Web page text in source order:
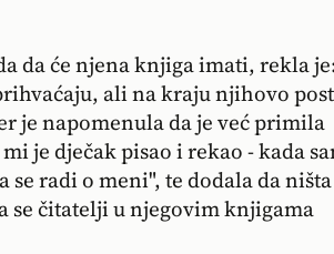
da će njena knjiga imati, rekla
ali na kraju njihovo
je napomenula da je već primila
je dječak pisao i rekao - kada
radi o meni", te dodala da
se čitatelji u njegovim knjigama